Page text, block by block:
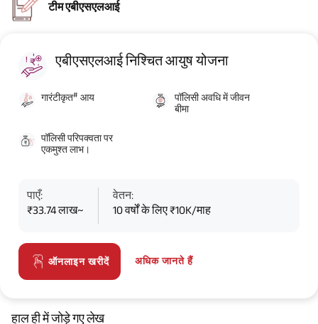
टीम एबीएसएलआई
एबीएसएलआई निश्चित आयुष योजना
गारंटीकृत# आय
पॉलिसी अवधि में जीवन
बीमा
पॉलिसी परिपक्वता पर
एकमुश्त लाभ।
पाएँ:
₹33.74 लाख~
वेतन:
10 वर्षों के लिए ₹10K/माह
ऑनलाइन खरीदें अधिक जानते हैं
हाल ही में जोड़े गए लेख